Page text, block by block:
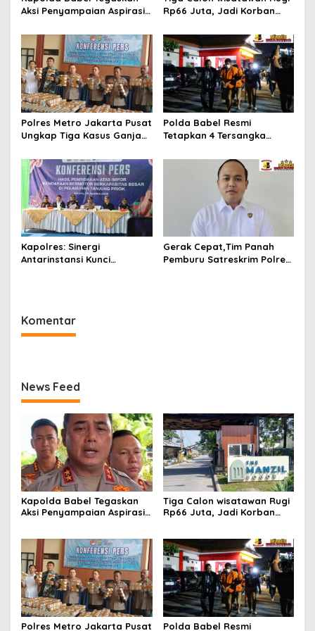
Aksi Penyampaian Aspirasi
di Kantor PT Timah
Diproses Hukum
Rp66 Juta, Jadi Korban
Taiwan
Polres Metro Jakarta Pusat
Ungkap Tiga Kasus Ganja
Jiwa dari Bahaya
Narkotika
Polda Babel Resmi
Tetapkan 4 Tersangka
Pasir Timah Ilegal Di
Kapolres: Sinergi
Antarinstansi Kunci
Harley-Davidson Bekas.
Gerak Cepat,Tim Panah
Pemburu Satreskrim Polres
Komentar
News Feed
Kapolda Babel Tegaskan
Aksi Penyampaian Aspirasi
Diproses Hukum
Tiga Calon wisatawan Rugi
Rp66 Juta, Jadi Korban
Polres Metro Jakarta Pusat
Polda Babel Resmi